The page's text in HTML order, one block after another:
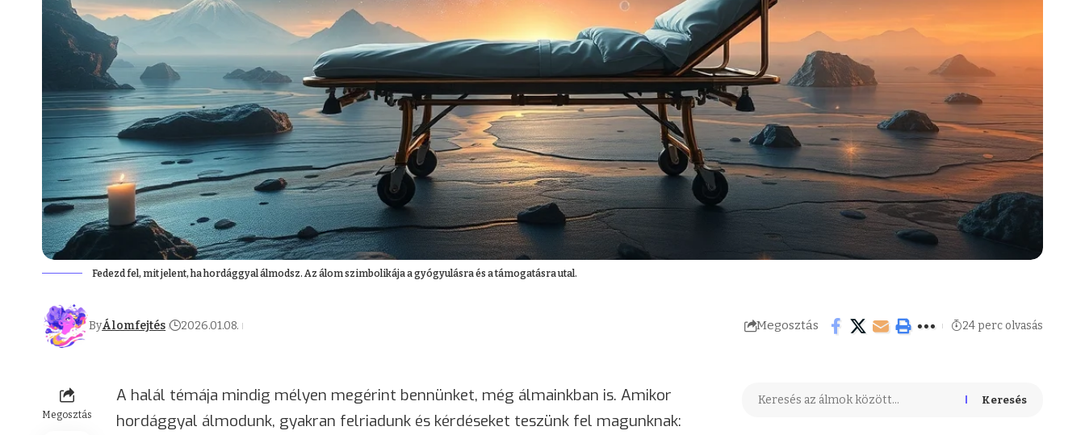
Fedezd fel, mit jelent, ha hordággyal álmodsz. Az álom szimbolikája a gyógyulásra és a támogatásra utal.
ByÁlomfejtés 2026.01.08. Megosztás 24 perc olvasás
Megosztás
A halál témája mindig mélyen megérint bennünket, még álmainkban is. Amikor
hordággyal álmodunk, gyakran felriadunk és kérdéseket teszünk fel magunknak:
Keresés